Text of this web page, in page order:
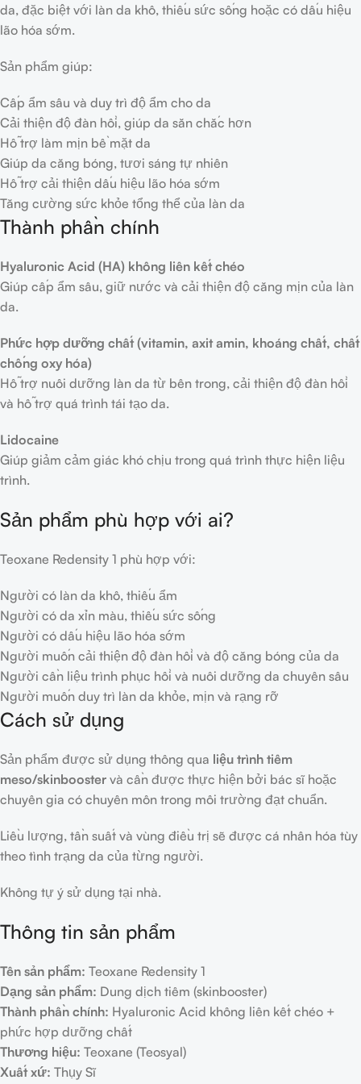
da, đặc biệt với làn da khô, thiếu sức sống hoặc có dấu hiệu
lão hóa sớm.
Sản phẩm giúp:
Cấp ẩm sâu và duy trì độ ẩm cho da
Cải thiện độ đàn hồi, giúp da săn chắc hơn
Hỗ trợ làm mịn bề mặt da
Giúp da căng bóng, tươi sáng tự nhiên
Hỗ trợ cải thiện dấu hiệu lão hóa sớm
Tăng cường sức khỏe tổng thể của làn da
Thành phần chính
Hyaluronic Acid (HA) không liên kết chéo
Giúp cấp ẩm sâu, giữ nước và cải thiện độ căng mịn của làn
da.
Phức hợp dưỡng chất (vitamin, axit amin, khoáng chất, chất
chống oxy hóa)
Hỗ trợ nuôi dưỡng làn da từ bên trong, cải thiện độ đàn hồi
và hỗ trợ quá trình tái tạo da.
Lidocaine
Giúp giảm cảm giác khó chịu trong quá trình thực hiện liệu
trình.
Sản phẩm phù hợp với ai?
Teoxane Redensity 1 phù hợp với:
Người có làn da khô, thiếu ẩm
Người có da xỉn màu, thiếu sức sống
Người có dấu hiệu lão hóa sớm
Người muốn cải thiện độ đàn hồi và độ căng bóng của da
Người cần liệu trình phục hồi và nuôi dưỡng da chuyên sâu
Người muốn duy trì làn da khỏe, mịn và rạng rỡ
Cách sử dụng
Sản phẩm được sử dụng thông qua liệu trình tiêm
meso/skinbooster và cần được thực hiện bởi bác sĩ hoặc
chuyên gia có chuyên môn trong môi trường đạt chuẩn.
Liều lượng, tần suất và vùng điều trị sẽ được cá nhân hóa tùy
theo tình trạng da của từng người.
Không tự ý sử dụng tại nhà.
Thông tin sản phẩm
Tên sản phẩm: Teoxane Redensity 1
Dạng sản phẩm: Dung dịch tiêm (skinbooster)
Thành phần chính: Hyaluronic Acid không liên kết chéo +
phức hợp dưỡng chất
Thương hiệu: Teoxane (Teosyal)
Xuất xứ: Thụy Sĩ